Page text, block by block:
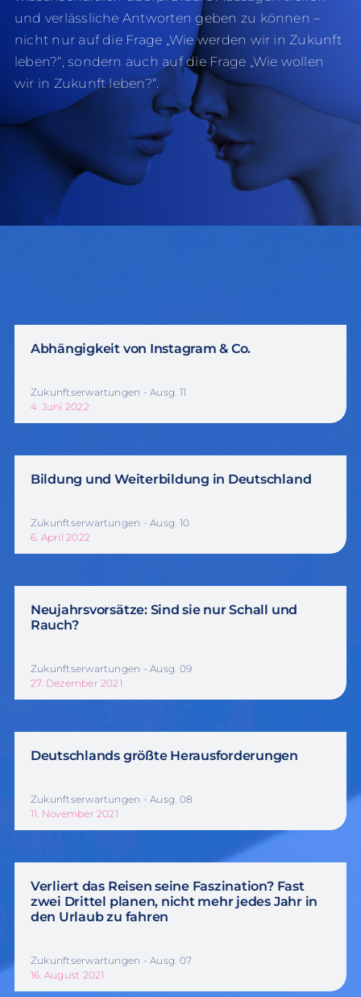
und verlässliche Antworten geben zu können –
nicht nur auf die Frage „Wie werden wir in Zukunft
leben?“, sondern auch auf die Frage „Wie wollen
wir in Zukunft leben?“.
Abhängigkeit von Instagram & Co.
Zukunftserwartungen - Ausg. 11
4. Juni 2022
Bildung und Weiterbildung in Deutschland
Zukunftserwartungen - Ausg. 10
6. April 2022
Neujahrsvorsätze: Sind sie nur Schall und
Rauch?
Zukunftserwartungen - Ausg. 09
27. Dezember 2021
Deutschlands größte Herausforderungen
Zukunftserwartungen - Ausg. 08
11. November 2021
Verliert das Reisen seine Faszination? Fast
zwei Drittel planen, nicht mehr jedes Jahr in
den Urlaub zu fahren
Zukunftserwartungen - Ausg. 07
16. August 2021